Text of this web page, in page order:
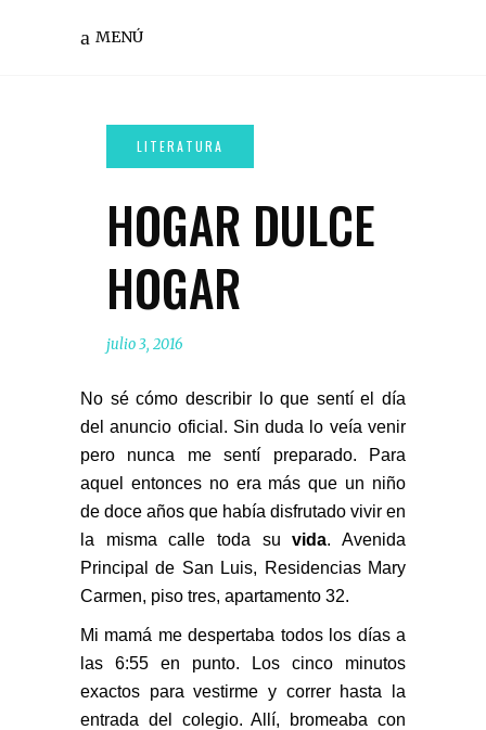
MENÚ
HOGAR DULCE
HOGAR
julio 3, 2016
No sé cómo describir lo que sentí el día
del anuncio oficial. Sin duda lo veía venir
pero nunca me sentí preparado. Para
aquel entonces no era más que un niño
de doce años que había disfrutado vivir en
la misma calle toda suvida. Avenida
Principal de San Luis, Residencias Mary
Carmen, piso tres, apartamento 32.
Mi mamá me despertaba todos los días a
las 6:55 en punto. Los cinco minutos
exactos para vestirme y correr hasta la
entrada del colegio. Allí, bromeaba con